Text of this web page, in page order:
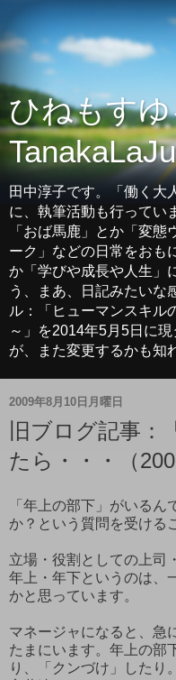
ひねもす
田中淳子です。「働く大
に、執筆活動も行ってい
「おば馬鹿」とか「変態
ーク」などの日常をおも
か「学びや成長や人生」
う、まあ、日記みたいな
ル：「ヒューマンスキ
～」を2014年5月5日に
が、また変更するかも知
2009年8月10日月曜日
旧ブログ記事：
たら・・・（
「年上の部下」がいる
か？という質問を受ける
立場・役割としての上司
年上・年下というのは、
かと思っています。
マネージャになると、急
たまにいます。年上の部
り、「クンづけ」したり